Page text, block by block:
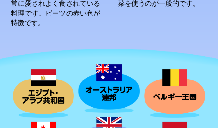
常に愛されよく食されている
料理です。ビーツの赤い色が
特徴です。
菜を使うのが一般的です。